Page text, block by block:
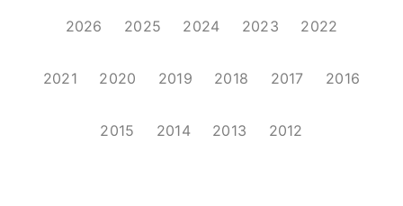
2026 2025 2024 2023 2022
2021 2020 2019 2018 2017 2016
2015 2014 2013 2012